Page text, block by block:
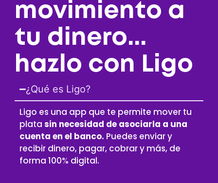
movimiento a
tu dinero...
hazlo con Ligo
¿Qué es Ligo?
Ligo es una app que te permite mover tu
plata sin necesidad de asociarla a una
cuenta en el banco. Puedes enviar y
recibir dinero, pagar, cobrar y más, de
forma 100% digital.